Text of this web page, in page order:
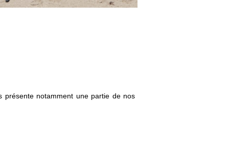
présente notamment une partie de nos